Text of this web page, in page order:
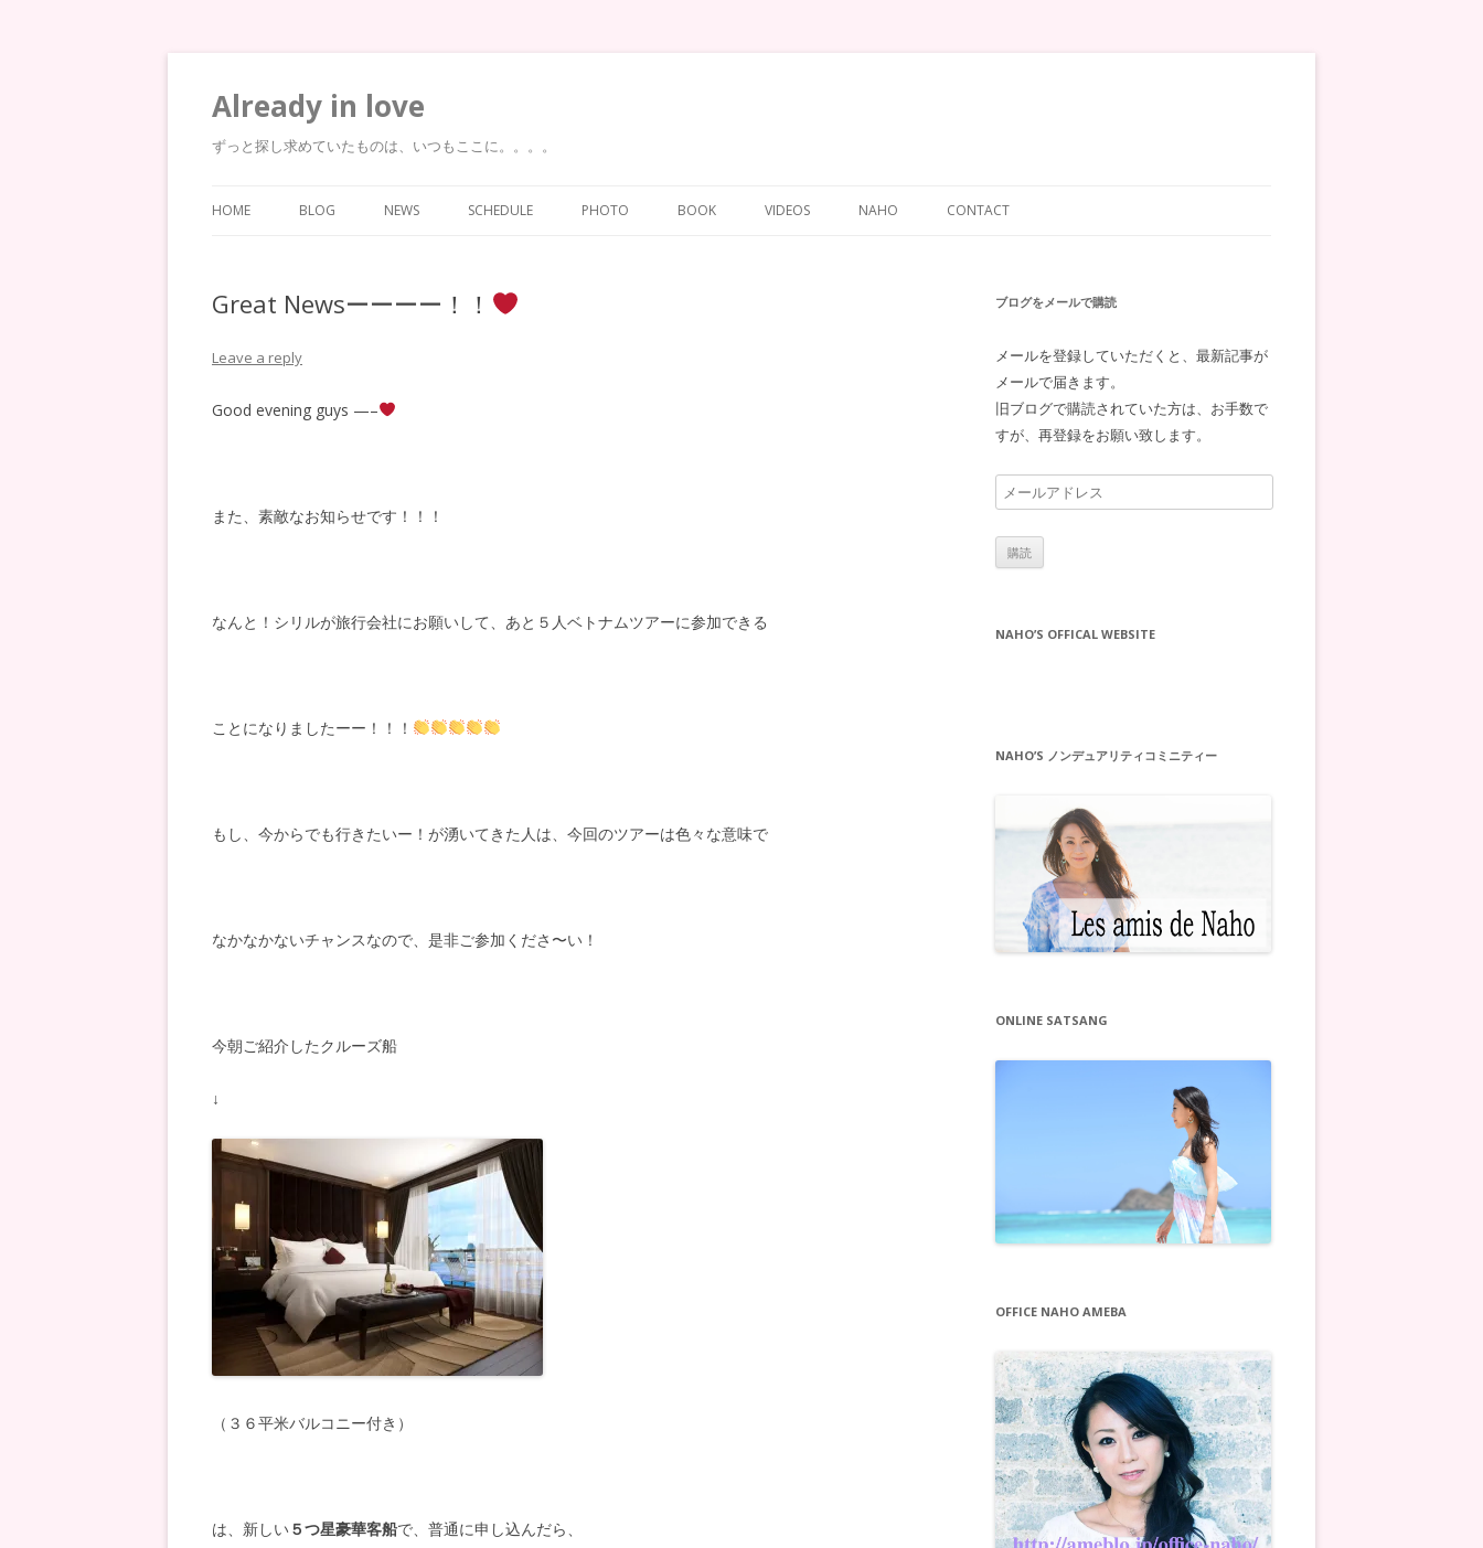
Already in love
ずっと探し求めていたものは、いつもここに。。。。
HOME BLOG NEWS SCHEDULE PHOTO BOOK VIDEOS NAHO CONTACT
Great Newsーーーー！！
Leave a reply
Good evening guys —–
また、素敵なお知らせです！！！
なんと！シリルが旅行会社にお願いして、あと５人ベトナムツアーに参加できる
ことになりましたーー！！！
もし、今からでも行きたいー！が湧いてきた人は、今回のツアーは色々な意味で
なかなかないチャンスなので、是非ご参加くださ〜い！
今朝ご紹介したクルーズ船
↓
（３６平米バルコニー付き）
は、新しい５つ星豪華客船で、普通に申し込んだら、
ブログをメールで購読
メールを登録していただくと、最新記事が
メールで届きます。
旧ブログで購読されていた方は、お手数で
すが、再登録をお願い致します。
メ
ー
ル
ア
NAHO’S OFFICAL WEBSITE
NAHO’S ノンデュアリティコミニティー
ONLINE SATSANG
OFFICE NAHO AMEBA